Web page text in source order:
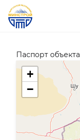
Паспорт объекта
+
−